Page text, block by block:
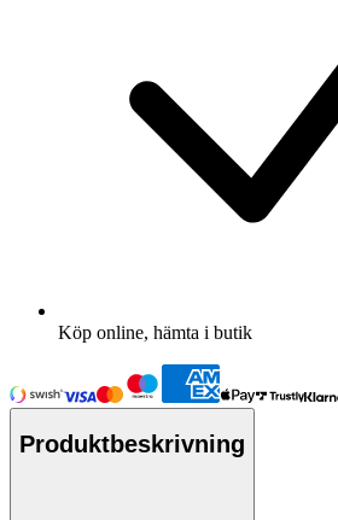
Köp online, hämta i butik
Produktbeskrivning